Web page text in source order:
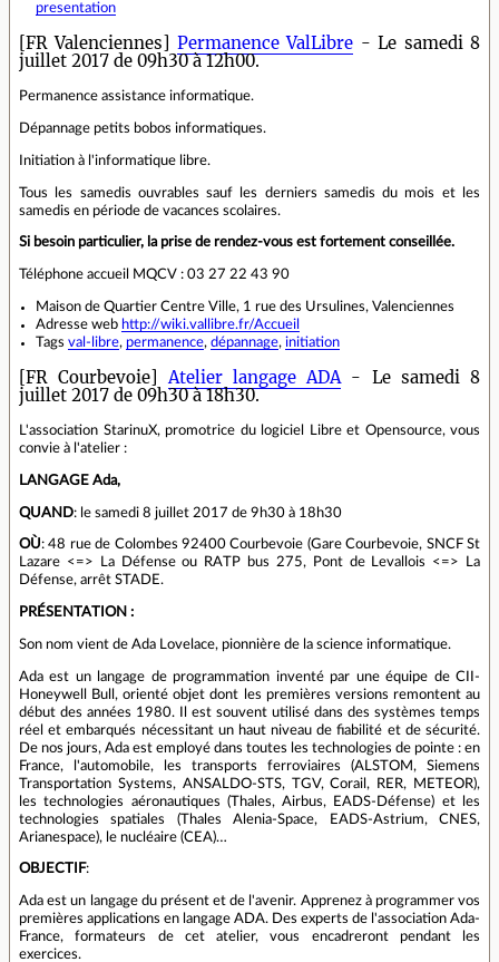
presentation
[FR Valenciennes] Permanence ValLibre - Le samedi 8
juillet 2017 de 09h30 à 12h00.
Permanence assistance informatique.
Dépannage petits bobos informatiques.
Initiation à l'informatique libre.
Tous les samedis ouvrables sauf les derniers samedis du mois et les
samedis en période de vacances scolaires.
Si besoin particulier, la prise de rendez-vous est fortement conseillée.
Téléphone accueil MQCV : 03 27 22 43 90
Maison de Quartier Centre Ville, 1 rue des Ursulines, Valenciennes
Adresse web http://wiki.vallibre.fr/Accueil
Tags val-libre, permanence, dépannage, initiation
[FR Courbevoie]Atelier langage ADA- Le samedi 8
juillet 2017 de 09h30 à 18h30.
L'association StarinuX, promotrice du logiciel Libre et Opensource, vous
convie à l'atelier :
LANGAGE Ada,
QUAND: le samedi 8 juillet 2017 de 9h30 à 18h30
OÙ: 48 rue de Colombes 92400 Courbevoie (Gare Courbevoie, SNCF St
Lazare <=> La Défense ou RATP bus 275, Pont de Levallois <=> La
Défense, arrêt STADE.
PRÉSENTATION :
Son nom vient de Ada Lovelace, pionnière de la science informatique.
Ada est un langage de programmation inventé par une équipe de CII-
Honeywell Bull, orienté objet dont les premières versions remontent au
début des années 1980. Il est souvent utilisé dans des systèmes temps
réel et embarqués nécessitant un haut niveau de fiabilité et de sécurité.
De nos jours, Ada est employé dans toutes les technologies de pointe : en
France, l'automobile, les transports ferroviaires (ALSTOM, Siemens
Transportation Systems, ANSALDO-STS, TGV, Corail, RER, METEOR),
les technologies aéronautiques (Thales, Airbus, EADS-Défense) et les
technologies spatiales (Thales Alenia-Space, EADS-Astrium, CNES,
Arianespace), le nucléaire (CEA)…
OBJECTIF:
Ada est un langage du présent et de l'avenir. Apprenez à programmer vos
premières applications en langage ADA. Des experts de l'association Ada-
France, formateurs de cet atelier, vous encadreront pendant les
exercices.